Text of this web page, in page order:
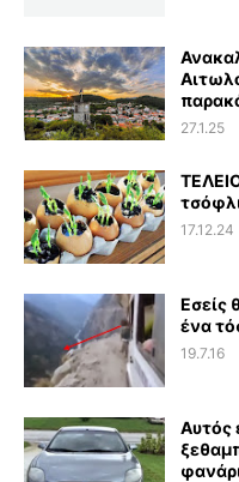
27.1.25
17.12.24
Εσείς
ένα
19.7.16
Αυτός